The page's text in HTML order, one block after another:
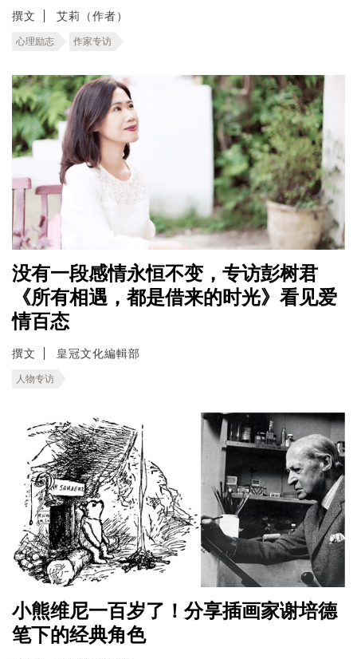
撰文 艾莉（作者）
心理励志 作家专访
没有一段感情永恒不变，专访彭树君
《所有相遇，都是借来的时光》看见爱
情百态
撰文 皇冠文化編輯部
人物专访
小熊维尼一百岁了！分享插画家谢培德
笔下的经典角色